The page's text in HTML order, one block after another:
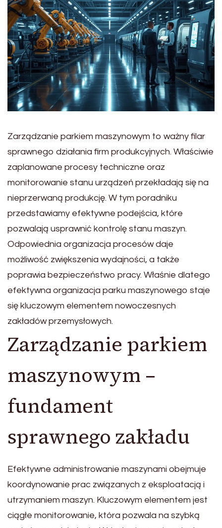
Zarządzanie parkiem maszynowym to ważny filar
sprawnego działania firm produkcyjnych. Właściwie
zaplanowane procesy techniczne oraz
monitorowanie stanu urządzeń przekładają się na
nieprzerwaną produkcję. W tym poradniku
przedstawiamy efektywne podejścia, które
pozwalają usprawnić kontrolę stanu maszyn.
Odpowiednia organizacja procesów daje
możliwość zwiększenia wydajności, a także
poprawia bezpieczeństwo pracy. Właśnie dlatego
efektywna organizacja parku maszynowego staje
się kluczowym elementem nowoczesnych
zakładów przemysłowych.
Zarządzanie parkiem
maszynowym –
fundament
sprawnego zakładu
Efektywne administrowanie maszynami obejmuje
koordynowanie prac związanych z eksploatacją i
utrzymaniem maszyn. Kluczowym elementem jest
ciągłe monitorowanie, która pozwala na szybką